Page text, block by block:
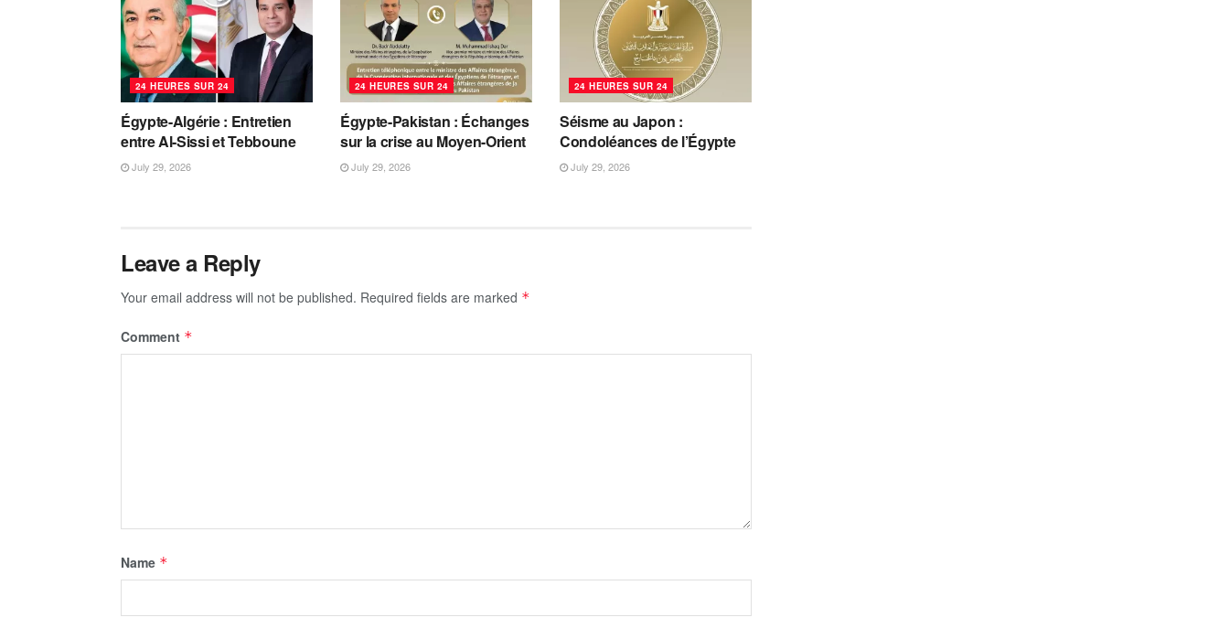
24 HEURES SUR 24
Égypte-Algérie : Entretien
entre Al-Sissi et Tebboune
July 29, 2026
24 HEURES SUR 24
Égypte-Pakistan : Échanges
sur la crise au Moyen-Orient
July 29, 2026
24 HEURES SUR 24
Séisme au Japon :
Condoléances de l’Égypte
July 29, 2026
Leave a Reply
Your email address will not be published. Required fields are marked *
Comment *
Name *